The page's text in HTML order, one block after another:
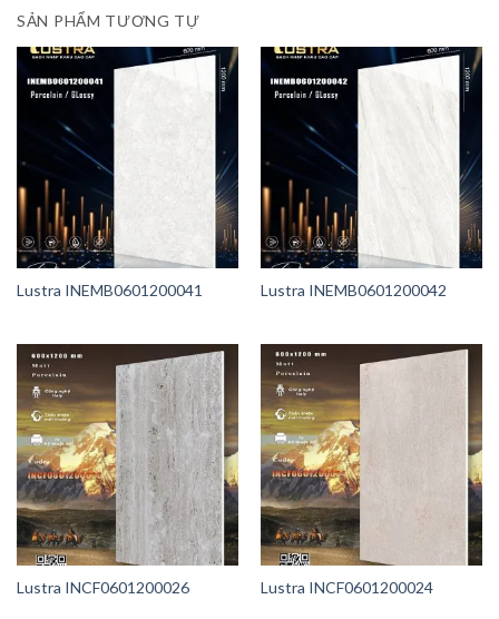
SẢN PHẨM TƯƠNG TỰ
Lustra INEMB0601200041 Lustra INEMB0601200042
Lustra INCF0601200026 Lustra INCF0601200024